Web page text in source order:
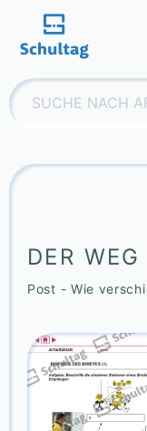
content
Suchen
nach:
DER
Post - Wie